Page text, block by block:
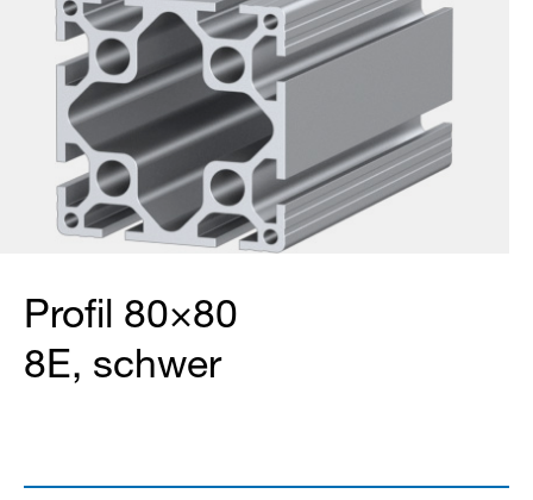
Profil 80×80
8E, schwer